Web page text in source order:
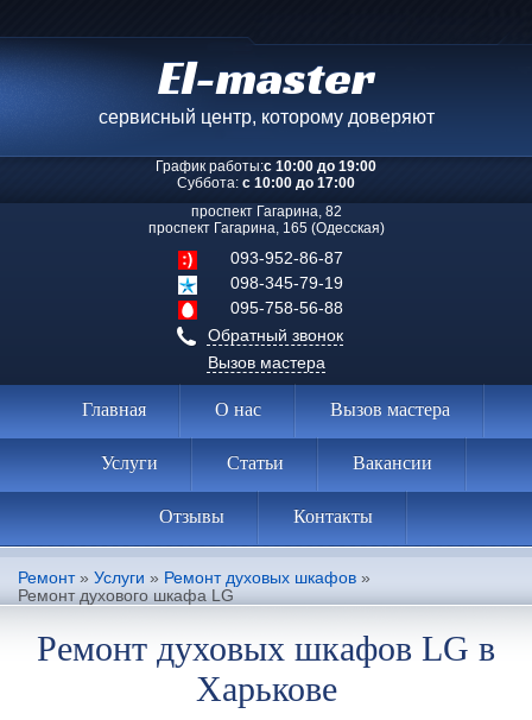
El-master
сервисный центр, которому доверяют
График работы:с 10:00 до 19:00
Суббота: с 10:00 до 17:00
проспект Гагарина, 82
проспект Гагарина, 165 (Одесская)
093-952-86-87
098-345-79-19
095-758-56-88
Обратный звонок
Вызов мастера
Главная О нас Вызов мастера
Услуги Статьи Вакансии
Отзывы Контакты
Ремонт» Услуги » Ремонт духовых шкафов »
Ремонт духового шкафа LG
Ремонт духовых шкафов LG в
Харькове